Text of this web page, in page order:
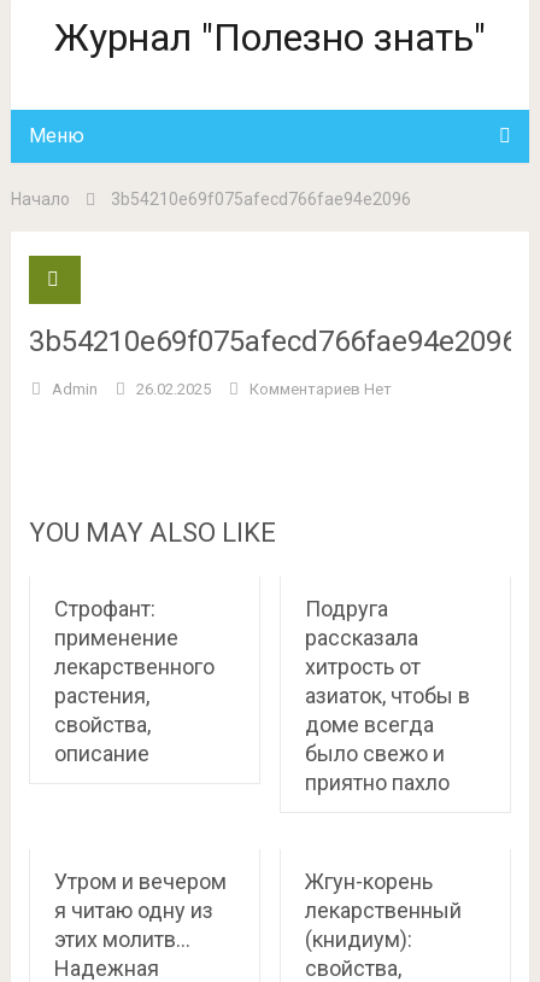
Журнал "Полезно знать"
Меню
Начало 3b54210e69f075afecd766fae94e2096
3b54210e69f075afecd766fae94e2096
Admin 26.02.2025 Комментариев Нет
YOU MAY ALSO LIKE
Строфант:
применение
лекарственного
растения,
свойства,
описание
Подруга
рассказала
хитрость от
азиаток, чтобы в
доме всегда
было свежо и
приятно пахло
Утром и вечером
я читаю одну из
этих молитв…
Надежная
Жгун-корень
лекарственный
(книдиум):
свойства,